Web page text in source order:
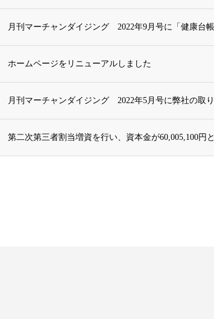
月刊マーチャンダイジング 2022年9月号に「健康台
ホームページをリニューアルしました
月刊マーチャンダイジング 2022年5月号に弊社の取
第二次第三者割当増資を行い、資本金が60,005,100円